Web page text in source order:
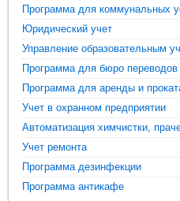
Программа для коммунальных
Юридический учет
Управление образовательным
Программа для бюро переводов
Программа для аренды и
Учет в охранном предприятии
Автоматизация химчистки,
Учет ремонта
Программа дезинфекции
Программа антикафе